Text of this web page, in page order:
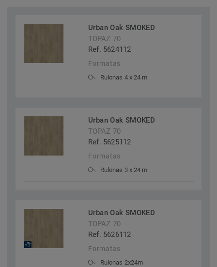
Urban Oak SMOKED
TOPAZ 70
Ref. 5624112
Formatas
Rulonas 4 x 24 m
Urban Oak SMOKED
TOPAZ 70
Ref. 5625112
Formatas
Rulonas 3 x 24 m
Urban Oak SMOKED
TOPAZ 70
Ref. 5626112
Formatas
Rulonas 2x24m